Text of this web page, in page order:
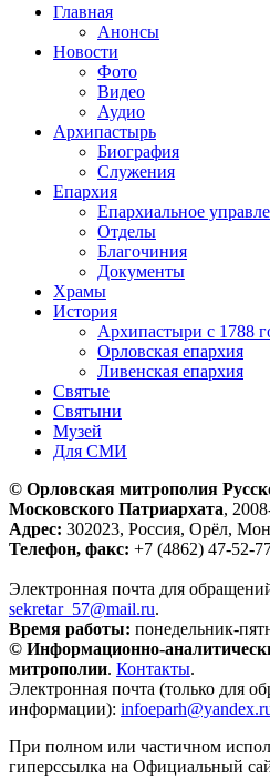
Главная
Анонсы
Новости
Фото
Видео
Аудио
Архипастырь
Биография
Служения
Епархия
Епархиальное
Отделы
Благочиния
Документы
Храмы
История
Архипастыри с 1788
Орловская епархия
Ливенская епархия
Святые
Святыни
Музей
Для СМИ
© Орловская митрополия
Московского Патриархата,
Адрес: 302023, Россия, Орёл,
Телефон, факс: +7 (4862) 47-52-
Электронная почта для
sekretar_57@mail.ru.
Время работы: понедельник-
© Информационно-
митрополии. Контакты.
Электронная почта (только для
информации):
При полном или частичном
гиперссылка на Официальный